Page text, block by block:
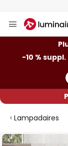
Allez
au
-10 % suppl.
Lampadaires
Skip